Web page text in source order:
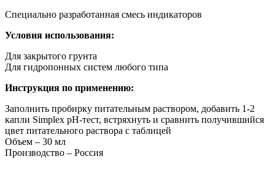
Специально разработанная смесь индикаторов
Условия использования:
Для закрытого грунта
Для гидропонных систем любого типа
Инструкция по применению:
Заполнить пробирку питательным раствором, добавить 1-2
капли Simplex pH-тест, встряхнуть и сравнить получившийся
цвет питательного раствора с таблицей
Объем – 30 мл
Производство – Россия